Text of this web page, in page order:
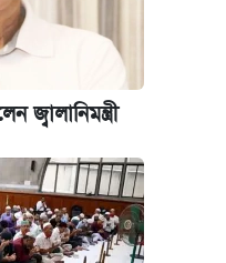
জ্বালানিমন্ত্রী